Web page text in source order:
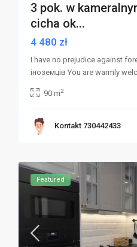
3 pok. w
cicha ok...
4 480 zł
I have no prejudice against
іноземців You are warmly
90 m2
Kontakt 730442433
Featured